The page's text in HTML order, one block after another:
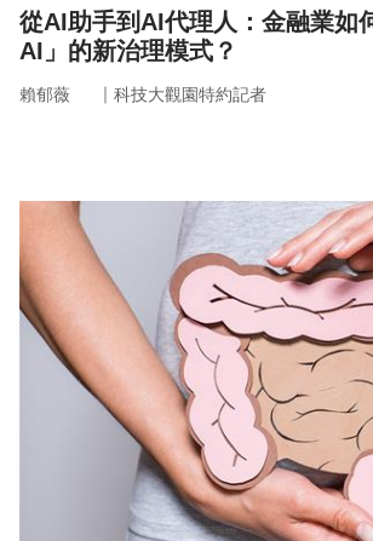
從AI助手到AI代理人：金融業如
AI」的新治理模式？
賴郁薇 ｜ 科技大觀園特約記者